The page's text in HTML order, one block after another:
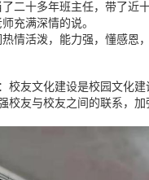
二十多年班主任，带了近
充满深情的说。
情活泼，能力强，懂感恩
校友文化建设是校园文化
校友与校友之间的联系，